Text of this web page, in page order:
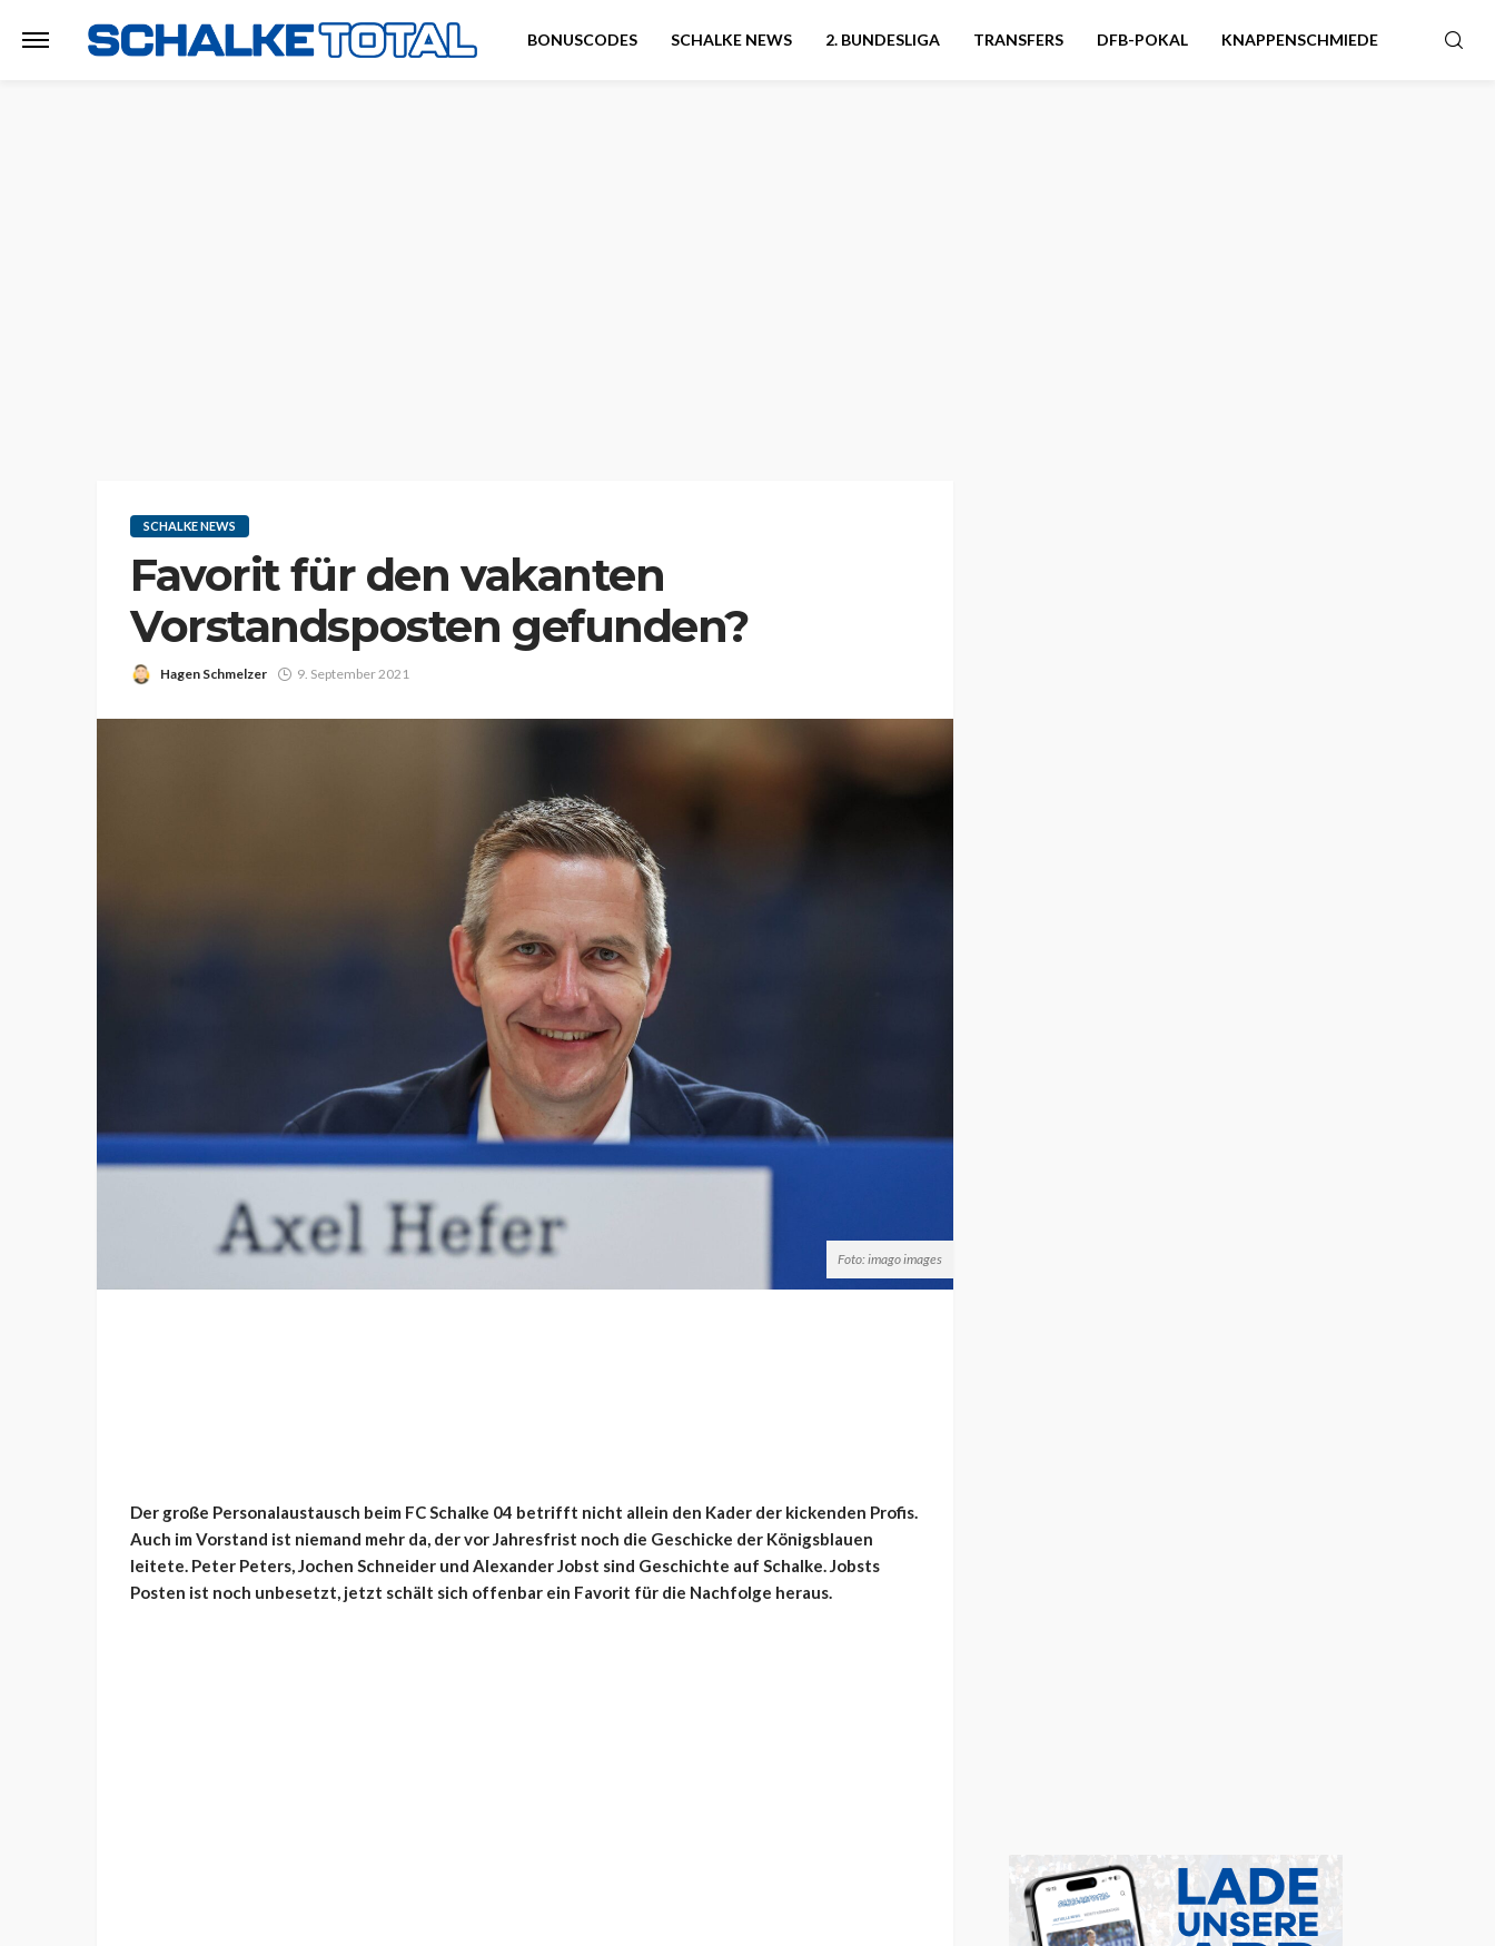
BONUSCODES SCHALKE NEWS 2. BUNDESLIGA TRANSFERS DFB-POKAL KNAPPENSCHMIEDE
SCHALKE NEWS
Favorit für den vakanten
Vorstandsposten gefunden?
Hagen Schmelzer 9. September 2021
Foto: imago images
Der große Personalaustausch beim FC Schalke 04 betrifft nicht allein den Kader der kickenden Profis.
Auch im Vorstand ist niemand mehr da, der vor Jahresfrist noch die Geschicke der Königsblauen
leitete. Peter Peters, Jochen Schneider und Alexander Jobst sind Geschichte auf Schalke. Jobsts
Posten ist noch unbesetzt, jetzt schält sich offenbar ein Favorit für die Nachfolge heraus.